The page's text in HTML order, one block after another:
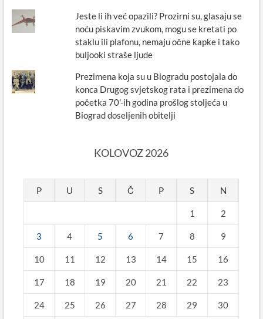
Jeste li ih već opazili? Prozirni su, glasaju se
noću piskavim zvukom, mogu se kretati po
staklu ili plafonu, nemaju očne kapke i tako
buljooki straše ljude
Prezimena koja su u Biogradu postojala do
konca Drugog svjetskog rata i prezimena do
početka 70'-ih godina prošlog stoljeća u
Biograd doseljenih obitelji
KOLOVOZ 2026
P U S Č P S N
1 2
3 4 5 6 7 8 9
10 11 12 13 14 15 16
17 18 19 20 21 22 23
24 25 26 27 28 29 30